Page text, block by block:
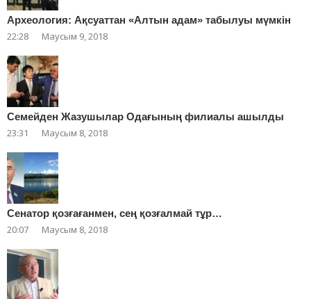
Археология: Ақсуаттан «Алтын адам» табылуы мүмкін
22:28 Маусым 9, 2018
Cемейден Жазушылар Одағының филиалы ашылды
23:31 Маусым 8, 2018
Сенатор қозғағанмен, сең қозғалмай тұр…
20:07 Маусым 8, 2018